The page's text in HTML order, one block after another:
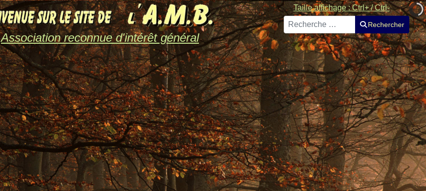
Association reconnue d'intérêt général
Taille affichage : Ctrl+ / Ctrl-
Rechercher
Rechercher